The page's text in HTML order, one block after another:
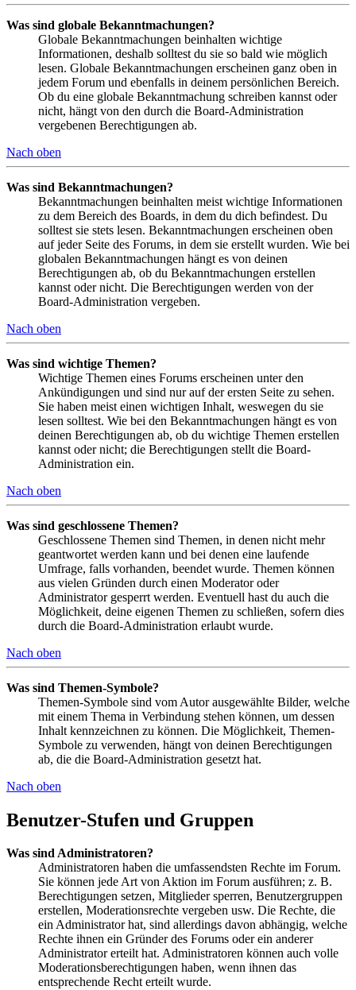
Was sind globale Bekanntmachungen?
Globale Bekanntmachungen beinhalten wichtige
Informationen, deshalb solltest du sie so bald wie möglich
lesen. Globale Bekanntmachungen erscheinen ganz oben in
jedem Forum und ebenfalls in deinem persönlichen Bereich.
Ob du eine globale Bekanntmachung schreiben kannst oder
nicht, hängt von den durch die Board-Administration
vergebenen Berechtigungen ab.
Nach oben
Was sind Bekanntmachungen?
Bekanntmachungen beinhalten meist wichtige Informationen
zu dem Bereich des Boards, in dem du dich befindest. Du
solltest sie stets lesen. Bekanntmachungen erscheinen oben
auf jeder Seite des Forums, in dem sie erstellt wurden. Wie bei
globalen Bekanntmachungen hängt es von deinen
Berechtigungen ab, ob du Bekanntmachungen erstellen
kannst oder nicht. Die Berechtigungen werden von der
Board-Administration vergeben.
Nach oben
Was sind wichtige Themen?
Wichtige Themen eines Forums erscheinen unter den
Ankündigungen und sind nur auf der ersten Seite zu sehen.
Sie haben meist einen wichtigen Inhalt, weswegen du sie
lesen solltest. Wie bei den Bekanntmachungen hängt es von
deinen Berechtigungen ab, ob du wichtige Themen erstellen
kannst oder nicht; die Berechtigungen stellt die Board-
Administration ein.
Nach oben
Was sind geschlossene Themen?
Geschlossene Themen sind Themen, in denen nicht mehr
geantwortet werden kann und bei denen eine laufende
Umfrage, falls vorhanden, beendet wurde. Themen können
aus vielen Gründen durch einen Moderator oder
Administrator gesperrt werden. Eventuell hast du auch die
Möglichkeit, deine eigenen Themen zu schließen, sofern dies
durch die Board-Administration erlaubt wurde.
Nach oben
Was sind Themen-Symbole?
Themen-Symbole sind vom Autor ausgewählte Bilder, welche
mit einem Thema in Verbindung stehen können, um dessen
Inhalt kennzeichnen zu können. Die Möglichkeit, Themen-
Symbole zu verwenden, hängt von deinen Berechtigungen
ab, die die Board-Administration gesetzt hat.
Nach oben
Benutzer-Stufen und Gruppen
Was sind Administratoren?
Administratoren haben die umfassendsten Rechte im Forum.
Sie können jede Art von Aktion im Forum ausführen; z. B.
Berechtigungen setzen, Mitglieder sperren, Benutzergruppen
erstellen, Moderationsrechte vergeben usw. Die Rechte, die
ein Administrator hat, sind allerdings davon abhängig, welche
Rechte ihnen ein Gründer des Forums oder ein anderer
Administrator erteilt hat. Administratoren können auch volle
Moderationsberechtigungen haben, wenn ihnen das
entsprechende Recht erteilt wurde.